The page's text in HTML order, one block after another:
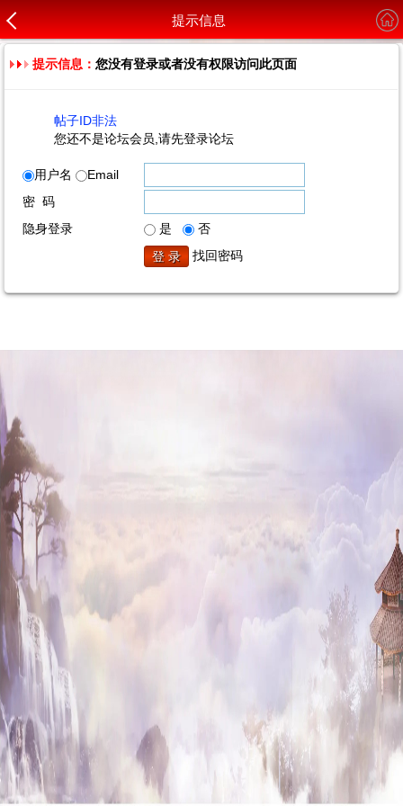
提示信息
提示信息：您没有登录或者没有权限访问此页面
帖子ID非法
您还不是论坛会员,请先登录论坛
用户名
Email
密 码
隐身登录
是
否
找回密码